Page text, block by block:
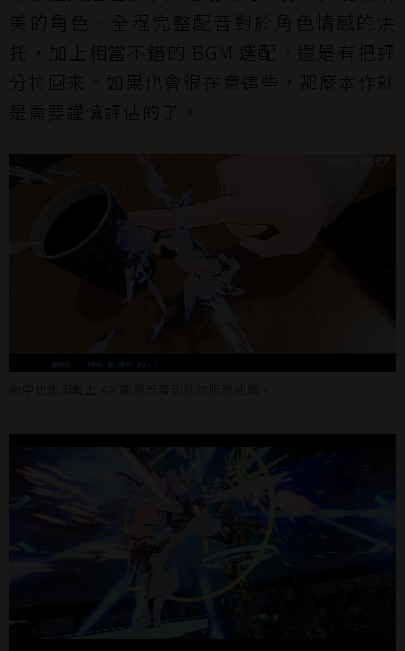
美的角色、全程完整配音對於角色情感的烘
托，加上相當不錯的 BGM 選配，還是有把評
分拉回來。如果也會很在意這些，那麼本作就
是需要謹慎評估的了。